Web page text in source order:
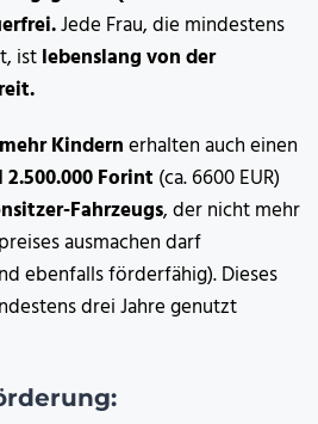
Jede Frau, die mindestens
istlebenslang von der
Kindernerhalten auch einen
Forint (ca. 6600 EUR)
Fahrzeugs, der nicht mehr
ausmachen darf
ebenfalls förderfähig). Dieses
drei Jahre genutzt